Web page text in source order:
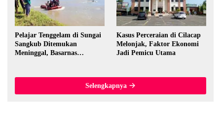
Pelajar Tenggelam di Sungai
Sangkub Ditemukan
Meninggal, Basarnas
Kasus Perceraian di Cilacap
Melonjak, Faktor Ekonomi
Jadi Pemicu Utama
Selengkapnya